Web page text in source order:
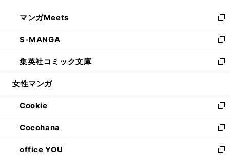
開
く
ウ
で
開
く
ン
ド
ウ
で
開
く
ウ
ィ
ン
ド
ウ
で
開
し
い
ウ
ィ
ン
ド
ウ
開
く
マンガMeets
新
し
い
ウ
ィ
ン
ウ
で
開
く
S-MANGA
新
し
い
ウ
ン
ド
ウ
で
開
く
集英社コミック文庫
新
し
ウ
ィ
ン
ド
ウ
で
女性マンガ
Cookie
新
し
い
ウ
ィ
Cocohana
新
し
い
office YOU
新